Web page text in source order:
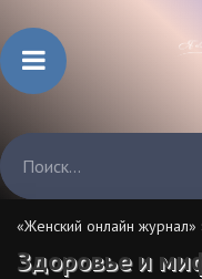
«Женский онлайн журнал»
Здоровье и